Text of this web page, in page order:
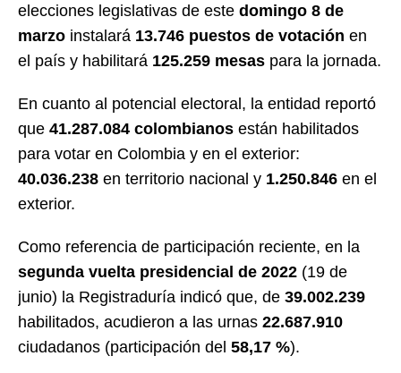
elecciones legislativas de este domingo 8 de
marzo instalará 13.746 puestos de votación en
el país y habilitará 125.259 mesas para la jornada.
En cuanto al potencial electoral, la entidad reportó
que 41.287.084 colombianos están habilitados
para votar en Colombia y en el exterior:
40.036.238 en territorio nacional y 1.250.846 en el
exterior.
Como referencia de participación reciente, en la
segunda vuelta presidencial de 2022 (19 de
junio) la Registraduría indicó que, de 39.002.239
habilitados, acudieron a las urnas 22.687.910
ciudadanos (participación del 58,17 %).